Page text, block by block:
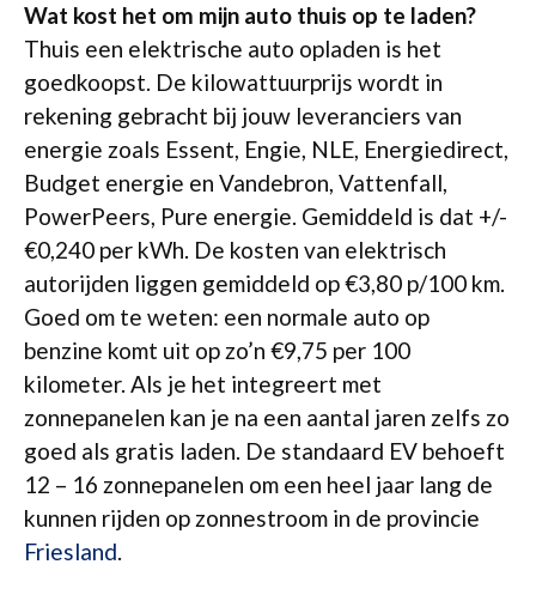
Wat kost het om mijn auto thuis op te laden?
Thuis een elektrische auto opladen is het
goedkoopst. De kilowattuurprijs wordt in
rekening gebracht bij jouw leveranciers van
energie zoals Essent, Engie, NLE, Energiedirect,
Budget energie en Vandebron, Vattenfall,
PowerPeers, Pure energie. Gemiddeld is dat +/-
€0,240 per kWh. De kosten van elektrisch
autorijden liggen gemiddeld op €3,80 p/100 km.
Goed om te weten: een normale auto op
benzine komt uit op zo’n €9,75 per 100
kilometer. Als je het integreert met
zonnepanelen kan je na een aantal jaren zelfs zo
goed als gratis laden. De standaard EV behoeft
12 – 16 zonnepanelen om een heel jaar lang de
kunnen rijden op zonnestroom in de provincie
Friesland.